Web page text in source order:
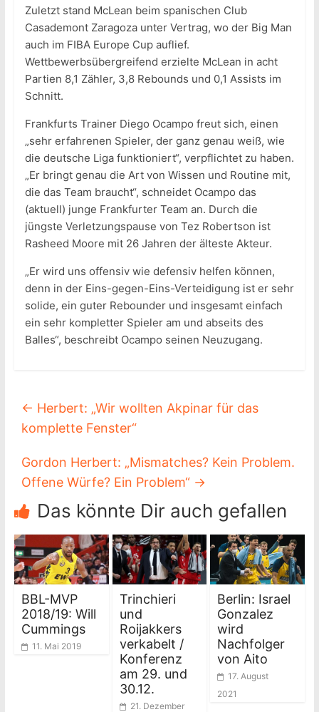
Zuletzt stand McLean beim spanischen Club
Casademont Zaragoza unter Vertrag, wo der Big Man
auch im FIBA Europe Cup auflief.
Wettbewerbsübergreifend erzielte McLean in acht
Partien 8,1 Zähler, 3,8 Rebounds und 0,1 Assists im
Schnitt.
Frankfurts Trainer Diego Ocampo freut sich, einen
„sehr erfahrenen Spieler, der ganz genau weiß, wie
die deutsche Liga funktioniert“, verpflichtet zu haben.
„Er bringt genau die Art von Wissen und Routine mit,
die das Team braucht“, schneidet Ocampo das
(aktuell) junge Frankfurter Team an. Durch die
jüngste Verletzungspause von Tez Robertson ist
Rasheed Moore mit 26 Jahren der älteste Akteur.
„Er wird uns offensiv wie defensiv helfen können,
denn in der Eins-gegen-Eins-Verteidigung ist er sehr
solide, ein guter Rebounder und insgesamt einfach
ein sehr kompletter Spieler am und abseits des
Balles“, beschreibt Ocampo seinen Neuzugang.
← Herbert: „Wir wollten Akpinar für das
komplette Fenster“
Gordon Herbert: „Mismatches? Kein Problem.
Offene Würfe? Ein Problem“ →
Das könnte Dir auch gefallen
BBL-MVP
2018/19: Will
Cummings
11. Mai 2019
Trinchieri
und
Roijakkers
verkabelt /
Konferenz
am 29. und
30.12.
21. Dezember
Berlin: Israel
Gonzalez
wird
Nachfolger
von Aito
17. August
2021